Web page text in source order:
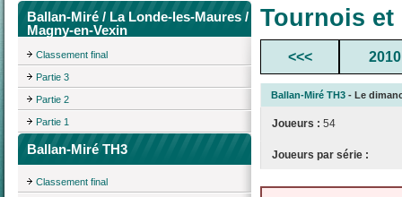
Ballan-Miré / La Londe-les-Maures /
Magny-en-Vexin
Classement final
Partie 3
Partie 2
Partie 1
Ballan-Miré TH3
Classement final
Tournois
<<< 2010
Ballan-Miré TH3 - Le
Joueurs : 54
Joueurs par série :